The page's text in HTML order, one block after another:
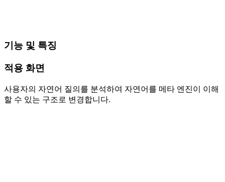
기능 및 특징
적용 화면
사용자의 자연어 질의를 분석하여 자연어를 메타 엔진이 이해
할 수 있는 구조로 변경합니다.